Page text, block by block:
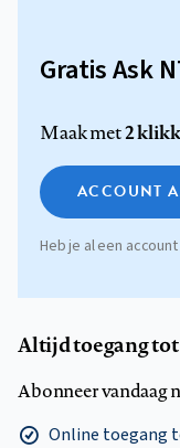
Gratis Ask
Maak met2
ACCOUNT
Heb je al een
Altijd toegang
Abonneer vandaag
Online toegang